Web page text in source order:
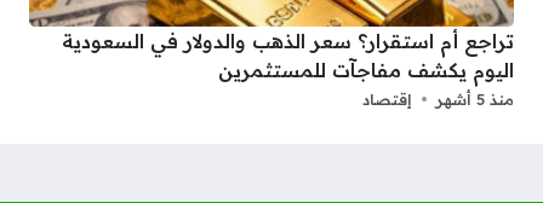
تراجع أم استقرار؟ سعر الذهب والدولار في السعودية
اليوم يكشف مفاجآت للمستثمرين
منذ 5 أشهر إقتصاد